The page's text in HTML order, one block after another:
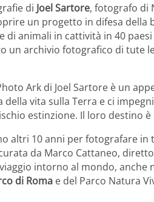
di Joel Sartore, fotografo di
un progetto in difesa della
di animali in cattività in 40
un archivio fotografico di tute
Ark di Joel Sartore è un
della vita sulla Terra e ci
estinzione. Il loro destino
altri 10 anni per fotografare in
da Marco Cattaneo,
intorno al mondo, anche
di Roma e del Parco Natura